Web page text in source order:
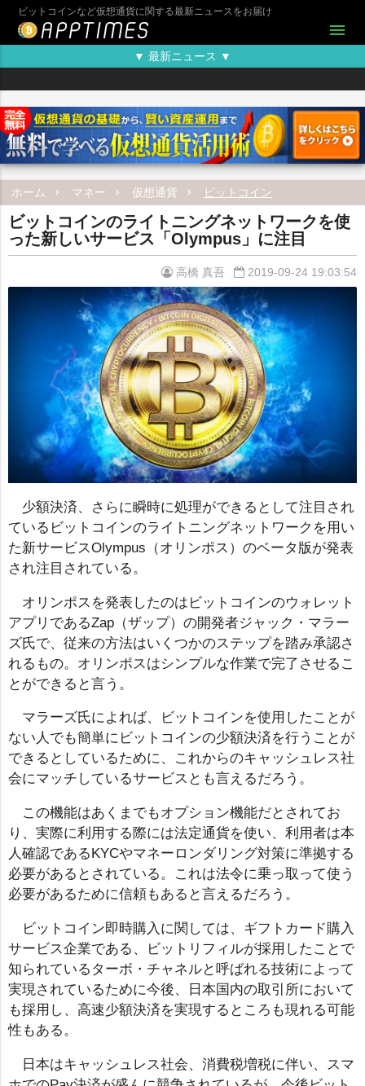
ビットコインなど仮想通貨に関する最新ニュースをお届け
menu
▼ 最新ニュース ▼
ホーム マネー 仮想通貨 ビットコイン
ビットコインのライトニングネットワークを使
った新しいサービス「Olympus」に注目
高橋 真吾 2019-09-24 19:03:54
少額決済、さらに瞬時に処理ができるとして注目され
ているビットコインのライトニングネットワークを用い
た新サービスOlympus（オリンポス）のベータ版が発表
され注目されている。
オリンポスを発表したのはビットコインのウォレット
アプリであるZap（ザップ）の開発者ジャック・マラー
ズ氏で、従来の方法はいくつかのステップを踏み承認さ
れるもの。オリンポスはシンプルな作業で完了させるこ
とができると言う。
マラーズ氏によれば、ビットコインを使用したことが
ない人でも簡単にビットコインの少額決済を行うことが
できるとしているために、これからのキャッシュレス社
会にマッチしているサービスとも言えるだろう。
この機能はあくまでもオプション機能だとされてお
り、実際に利用する際には法定通貨を使い、利用者は本
人確認であるKYCやマネーロンダリング対策に準拠する
必要があるとされている。これは法令に乗っ取って使う
必要があるために信頼もあると言えるだろう。
ビットコイン即時購入に関しては、ギフトカード購入
サービス企業である、ビットリフィルが採用したことで
知られているターボ・チャネルと呼ばれる技術によって
実現されているために今後、日本国内の取引所において
も採用し、高速少額決済を実現するところも現れる可能
性もある。
日本はキャッシュレス社会、消費税増税に伴い、スマ